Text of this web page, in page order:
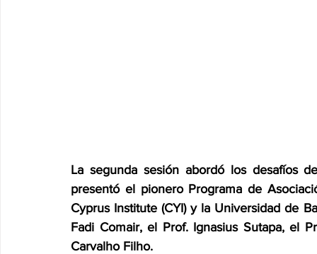
La segunda sesión abordó los desafíos
presentó el pionero Programa de
Cyprus Institute (CYI) y la Universidad de
Fadi Comair, el Prof. Ignasius Sutapa, el
Carvalho Filho.